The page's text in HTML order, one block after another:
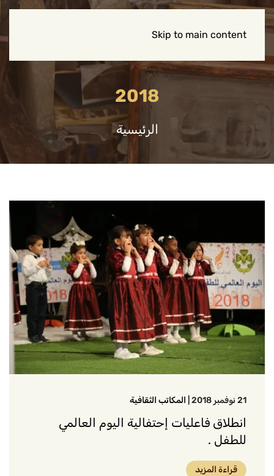
Skip to main content
2018
الرئيسية
21 نوفمبر 2018 المكاتب الثقافية
انطلاق فاعليات إحتفالية اليوم العالمي
للطفل .
قراءة المزيد